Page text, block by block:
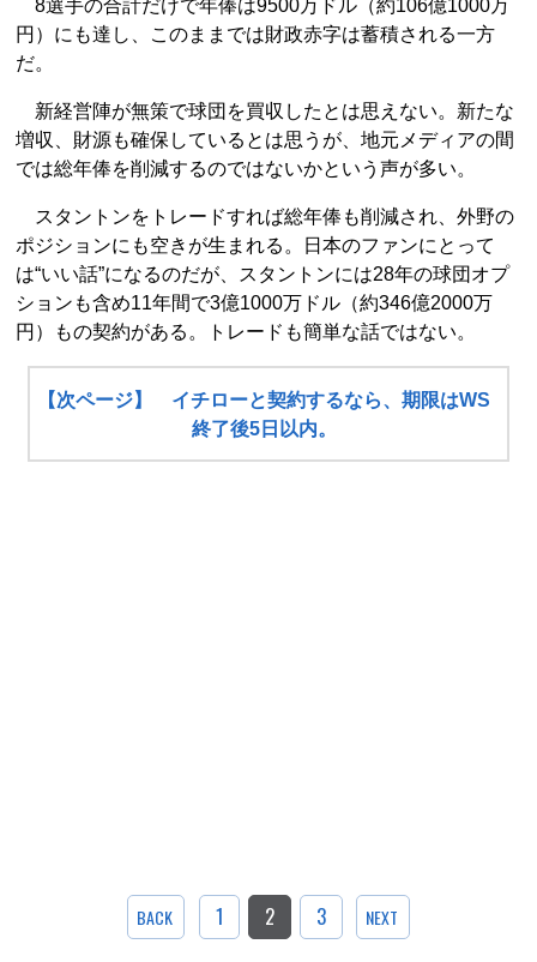
8選手の合計だけで年俸は9500万ドル（約106億1000万
円）にも達し、このままでは財政赤字は蓄積される一方
だ。
新経営陣が無策で球団を買収したとは思えない。新たな
増収、財源も確保しているとは思うが、地元メディアの間
では総年俸を削減するのではないかという声が多い。
スタントンをトレードすれば総年俸も削減され、外野の
ポジションにも空きが生まれる。日本のファンにとって
は“いい話”になるのだが、スタントンには28年の球団オプ
ションも含め11年間で3億1000万ドル（約346億2000万
円）もの契約がある。トレードも簡単な話ではない。
【次ページ】 イチローと契約するなら、期限はWS
終了後5日以内。
BACK 1 2 3 NEXT